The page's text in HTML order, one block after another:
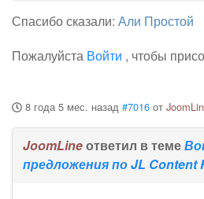
Спасибо сказали: Али Простой
Пожалуйста Войти , чтобы
8 года 5 мес. назад #7016 от
JoomLineответил в теме
предложения по JL Content